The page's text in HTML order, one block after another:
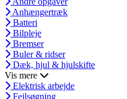
Anhængertræk
Batteri
Bilpleje
Bremser
Buler & ridser
Dæk, hjul & hjulskifte
Vis mere
Elektrisk arbejde
Fejlsøgning